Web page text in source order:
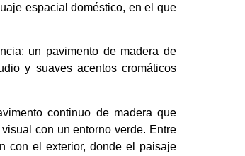
espacial doméstico, en el que
un pavimento de madera de
y suaves acentos cromáticos
continuo de madera que
con un entorno verde. Entre
con el exterior, donde el paisaje